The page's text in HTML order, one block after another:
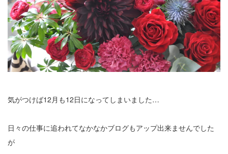
気がつけば12月も12日になってしまいました…
日々の仕事に追われてなかなかブログもアップ出来ませんでした
が